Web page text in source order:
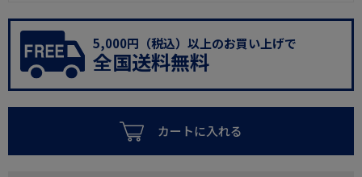
5,000円（税込）以上のお買い上げで
全国送料無料
カートに入れる